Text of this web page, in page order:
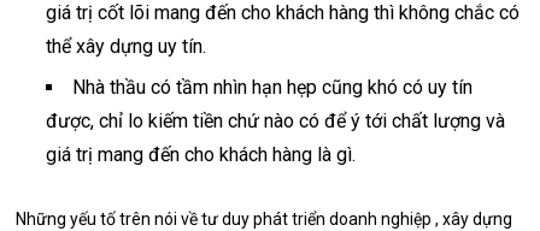
giá trị cốt lõi mang đến cho khách hàng thì không chắc có
thể xây dựng uy tín.
Nhà thầu có tầm nhìn hạn hẹp cũng khó có uy tín
được, chỉ lo kiếm tiền chứ nào có để ý tới chất lượng và
giá trị mang đến cho khách hàng là gì.
Những yếu tố trên nói về tư duy phát triển doanh nghiệp , xây dựng